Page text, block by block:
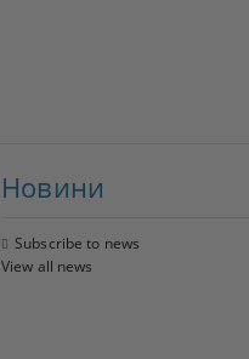
Новини
Subscribe to news
View all news